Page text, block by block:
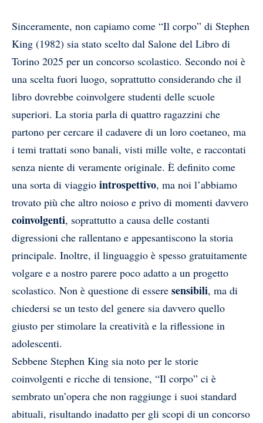
Sinceramente, non capiamo come “Il corpo” di Stephen
King (1982) sia stato scelto dal Salone del Libro di
Torino 2025 per un concorso scolastico. Secondo noi è
una scelta fuori luogo, soprattutto considerando che il
libro dovrebbe coinvolgere studenti delle scuole
superiori. La storia parla di quattro ragazzini che
partono per cercare il cadavere di un loro coetaneo, ma
i temi trattati sono banali, visti mille volte, e raccontati
senza niente di veramente originale. È definito come
una sorta di viaggio introspettivo, ma noi l’abbiamo
trovato più che altro noioso e privo di momenti davvero
coinvolgenti, soprattutto a causa delle costanti
digressioni che rallentano e appesantiscono la storia
principale. Inoltre, il linguaggio è spesso gratuitamente
volgare e a nostro parere poco adatto a un progetto
scolastico. Non è questione di essere sensibili, ma di
chiedersi se un testo del genere sia davvero quello
giusto per stimolare la creatività e la riflessione in
adolescenti.
Sebbene Stephen King sia noto per le storie
coinvolgenti e ricche di tensione, “Il corpo” ci è
sembrato un’opera che non raggiunge i suoi standard
abituali, risultando inadatto per gli scopi di un concorso